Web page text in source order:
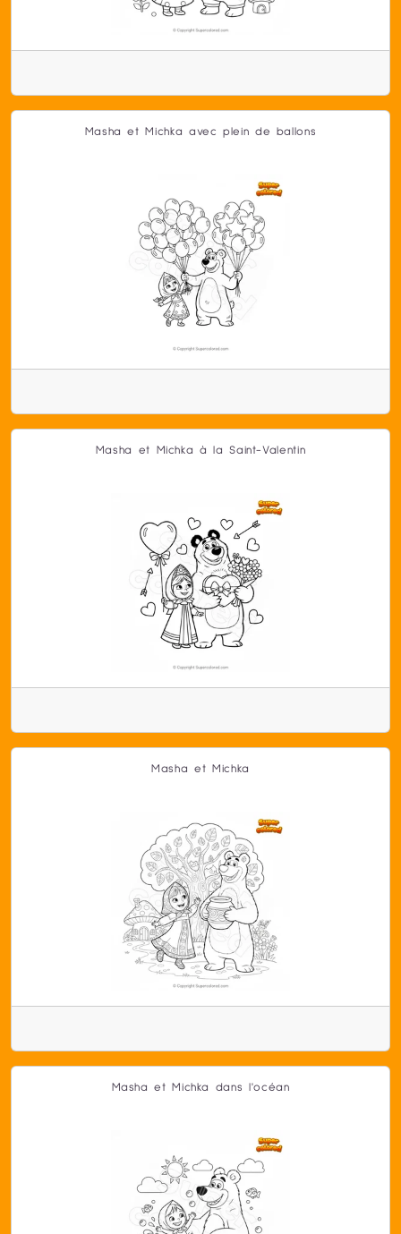
Masha et Michka avec plein de ballons
Masha et Michka à la Saint-Valentin
Masha et Michka
Masha et Michka dans l'océan